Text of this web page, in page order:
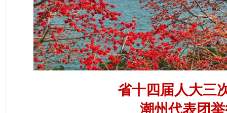
省十四届人大三
潮州代表团